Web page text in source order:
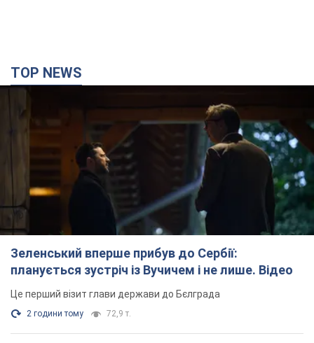
Зеленський вперше прибув до Сербії:
планується зустріч із Вучичем і не лише. Відео
Це перший візит глави держави до Бєлграда
2 години тому 72,9 т.
"Верніть Федорова": у містах України 23-й день
поспіль тривають масові мітинги з
картонками. Фото і відео
Учасники акцій продовжують серію щоденних протестів
2 години тому 2,1 т.
Сенат США схвалив законопроєкт Грема про